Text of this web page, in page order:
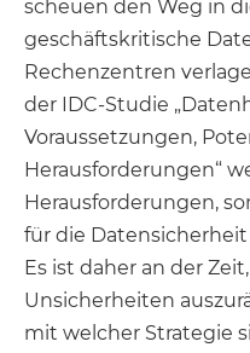
scheuen den Weg in
geschäftskritische
Rechenzentren
der IDC-Studie
Voraussetzungen,
Herausforderungen“
Herausforderungen,
für die
Es ist daher an der
Unsicherheiten
mit welcher Strategie